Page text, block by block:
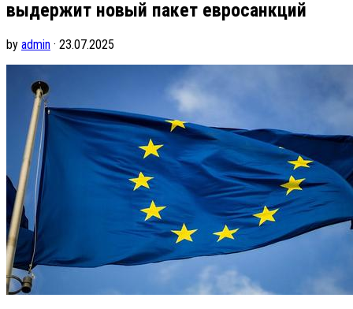
выдержит новый пакет евросанкций
by admin · 23.07.2025